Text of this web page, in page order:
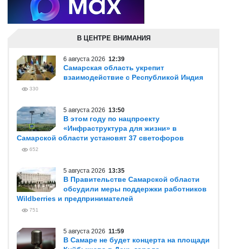
В ЦЕНТРЕ ВНИМАНИЯ
6 августа 2026 12:39
Самарская область укрепит
взаимодействие с Республикой Индия
330
5 августа 2026 13:50
В этом году по нацпроекту
«Инфраструктура для жизни» в
Самарской области установят 37 светофоров
652
5 августа 2026 13:35
В Правительстве Самарской области
обсудили меры поддержки работников
Wildberries и предпринимателей
751
5 августа 2026 11:59
В Самаре не будет концерта на площади